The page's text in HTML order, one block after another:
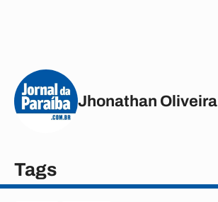
Jhonathan Oliveira
Tags